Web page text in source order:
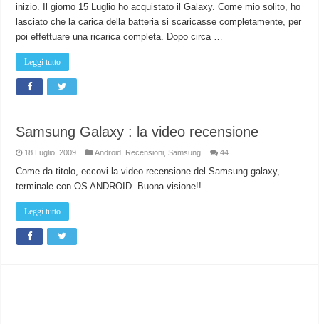
inizio. Il giorno 15 Luglio ho acquistato il Galaxy. Come mio solito, ho
lasciato che la carica della batteria si scaricasse completamente, per
poi effettuare una ricarica completa. Dopo circa …
Leggi tutto
Samsung Galaxy : la video recensione
18 Luglio, 2009 Android Recensioni ,Samsung 44
Come da titolo, eccovi la video recensione del Samsung galaxy,
terminale con OS ANDROID. Buona visione!!
Leggi tutto